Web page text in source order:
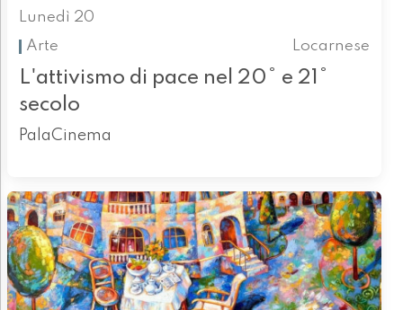
Lunedì 20
Arte
Locarnese
L'attivismo di pace nel 20° e 21°
secolo
PalaCinema